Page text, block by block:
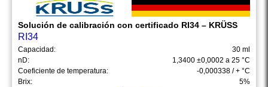
Solución de calibración con certificado RI34 – KRÜSS
RI34
Capacidad:
30 ml
nD:
1,3400 ±0,0002 a 25 °C
Coeficiente de temperatura:
-0,000338 / + °C
Brix:
5%